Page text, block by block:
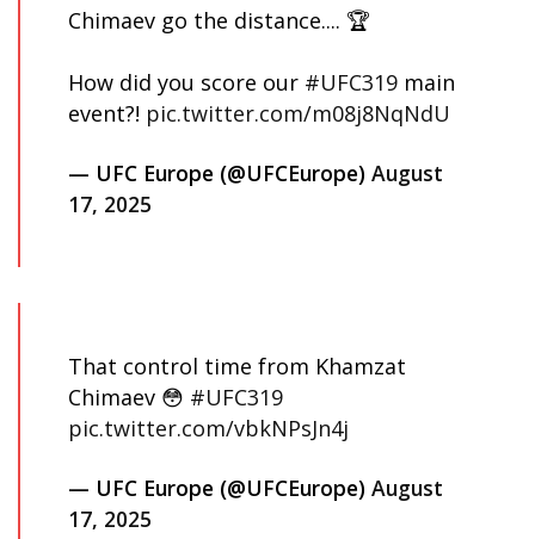
Chimaev go the distance.... 🏆
How did you score our #UFC319 main
event?! pic.twitter.com/m08j8NqNdU
— UFC Europe (@UFCEurope) August
17, 2025
That control time from Khamzat
Chimaev 😳 #UFC319
pic.twitter.com/vbkNPsJn4j
— UFC Europe (@UFCEurope) August
17, 2025